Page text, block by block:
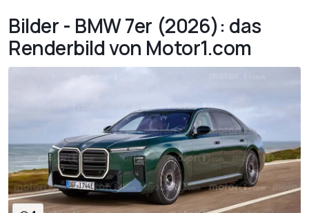
Bilder - BMW 7er (2026): das
Renderbild von Motor1.com